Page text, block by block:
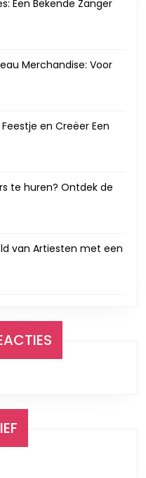
Een Bekende Zanger
Merchandise: Voor
en Creëer Een
te huren? Ontdek de
van Artiesten met een